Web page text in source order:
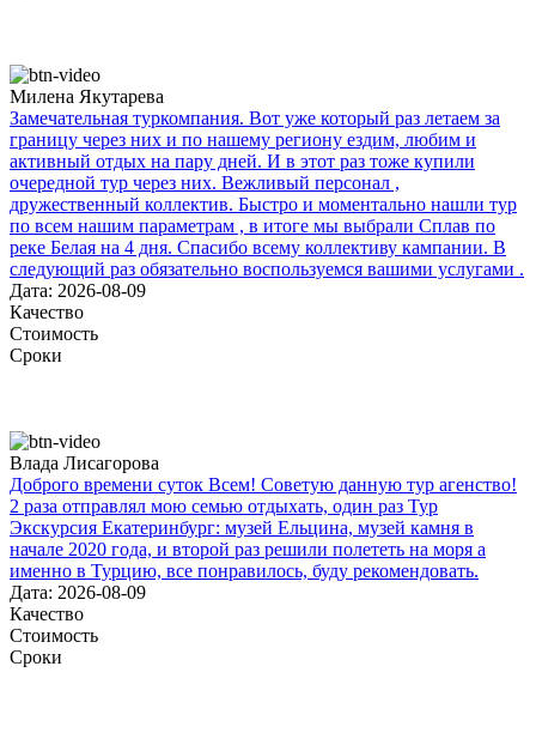
Милена Якутарева
Замечательная туркомпания. Вот уже который раз летаем за
границу через них и по нашему региону ездим, любим и
активный отдых на пару дней. И в этот раз тоже купили
очередной тур через них. Вежливый персонал ,
дружественный коллектив. Быстро и моментально нашли тур
по всем нашим параметрам , в итоге мы выбрали Сплав по
реке Белая на 4 дня. Спасибо всему коллективу кампании. В
следующий раз обязательно воспользуемся вашими услугами .
Дата: 2026-08-09
Качество
Стоимость
Сроки
Влада Лисагорова
Доброго времени суток Всем! Советую данную тур агенство!
2 раза отправлял мою семью отдыхать, один раз Тур
Экскурсия Екатеринбург: музей Ельцина, музей камня в
начале 2020 года, и второй раз решили полететь на моря а
именно в Турцию, все понравилось, буду рекомендовать.
Дата: 2026-08-09
Качество
Стоимость
Сроки